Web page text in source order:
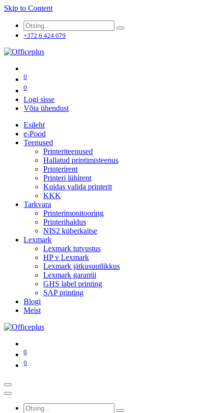
Skip to Content
+372 6 424 079
0
0
Logi sisse
Võta ühendust
Esileht
e-Pood
Teenused
Printeriteenused
Hallatud printimisteenus
Printerirent
Printeri lühirent
Kuidas valida printerit
KKK
Tarkvara
Printerimonitooring
Printerihaldus
NIS2 küberkaitse
Lexmark
Lexmark tutvustus
HP v Lexmark
Lexmark jätkusuutlikkus
Lexmark garantii
GHS label printing
SAP printing
Blogi
Meist
0
0